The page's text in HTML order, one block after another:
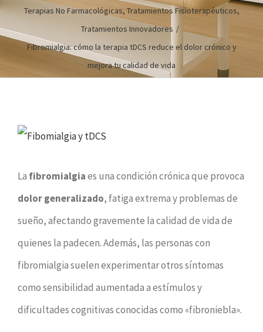
Terapias No Farmacológicas, Tratamientos Fisioterapéuticos,
Tratamientos Innovadores /
Fibromialgia: cómo la terapia tDCS reduce el dolor crónico y
mejora tu calidad de vida
Ver
más
grande
La fibromialgiaes una condición crónica que provoca
dolor generalizado, fatiga extrema y problemas de
sueño, afectando gravemente la calidad de vida de
quienes la padecen. Además, las personas con
fibromialgia suelen experimentar otros síntomas
como sensibilidad aumentada a estímulos y
dificultades cognitivas conocidas como «fibroniebla».